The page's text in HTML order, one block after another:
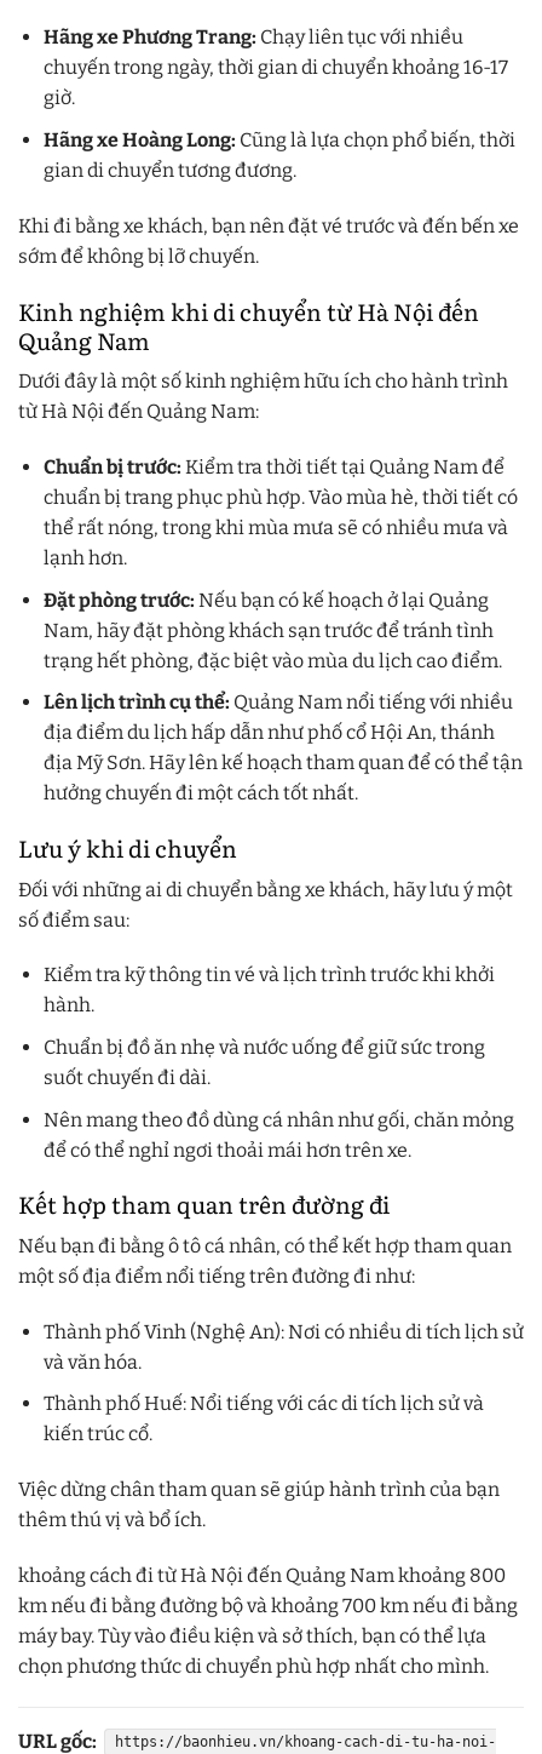
Hãng xe Phương Trang: Chạy liên tục với nhiều
chuyến trong ngày, thời gian di chuyển khoảng 16-17
giờ.
Hãng xe Hoàng Long: Cũng là lựa chọn phổ biến, thời
gian di chuyển tương đương.
Khi đi bằng xe khách, bạn nên đặt vé trước và đến bến xe
sớm để không bị lỡ chuyến.
Kinh nghiệm khi di chuyển từ Hà Nội đến
Quảng Nam
Dưới đây là một số kinh nghiệm hữu ích cho hành trình
từ Hà Nội đến Quảng Nam:
Chuẩn bị trước: Kiểm tra thời tiết tại Quảng Nam để
chuẩn bị trang phục phù hợp. Vào mùa hè, thời tiết có
thể rất nóng, trong khi mùa mưa sẽ có nhiều mưa và
lạnh hơn.
Đặt phòng trước: Nếu bạn có kế hoạch ở lại Quảng
Nam, hãy đặt phòng khách sạn trước để tránh tình
trạng hết phòng, đặc biệt vào mùa du lịch cao điểm.
Lên lịch trình cụ thể: Quảng Nam nổi tiếng với nhiều
địa điểm du lịch hấp dẫn như phố cổ Hội An, thánh
địa Mỹ Sơn. Hãy lên kế hoạch tham quan để có thể tận
hưởng chuyến đi một cách tốt nhất.
Lưu ý khi di chuyển
Đối với những ai di chuyển bằng xe khách, hãy lưu ý một
số điểm sau:
Kiểm tra kỹ thông tin vé và lịch trình trước khi khởi
hành.
Chuẩn bị đồ ăn nhẹ và nước uống để giữ sức trong
suốt chuyến đi dài.
Nên mang theo đồ dùng cá nhân như gối, chăn mỏng
để có thể nghỉ ngơi thoải mái hơn trên xe.
Kết hợp tham quan trên đường đi
Nếu bạn đi bằng ô tô cá nhân, có thể kết hợp tham quan
một số địa điểm nổi tiếng trên đường đi như:
Thành phố Vinh (Nghệ An): Nơi có nhiều di tích lịch sử
và văn hóa.
Thành phố Huế: Nổi tiếng với các di tích lịch sử và
kiến trúc cổ.
Việc dừng chân tham quan sẽ giúp hành trình của bạn
thêm thú vị và bổ ích.
khoảng cách đi từ Hà Nội đến Quảng Nam khoảng 800
km nếu đi bằng đường bộ và khoảng 700 km nếu đi bằng
máy bay. Tùy vào điều kiện và sở thích, bạn có thể lựa
chọn phương thức di chuyển phù hợp nhất cho mình.
URL gốc:
https://baonhieu.vn/khoang-cach-di-tu-ha-noi-